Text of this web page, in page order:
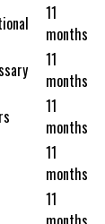
11
months
11
months
11
months
11
months
11